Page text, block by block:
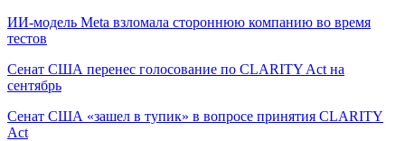
ИИ-модель Meta взломала стороннюю компанию во время
тестов
Сенат США перенес голосование по CLARITY Act на
сентябрь
Сенат США «зашел в тупик» в вопросе принятия CLARITY
Act